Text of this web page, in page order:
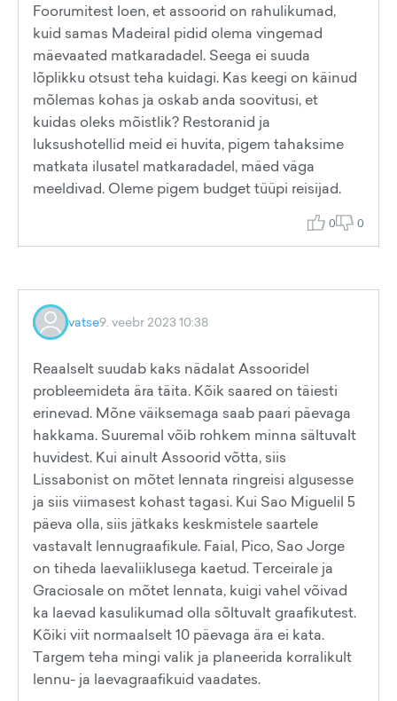
Foorumitest loen, et assoorid on rahulikumad,
kuid samas Madeiral pidid olema vingemad
mäevaated matkaradadel. Seega ei suuda
lõplikku otsust teha kuidagi. Kas keegi on käinud
mõlemas kohas ja oskab anda soovitusi, et
kuidas oleks mõistlik? Restoranid ja
luksushotellid meid ei huvita, pigem tahaksime
matkata ilusatel matkaradadel, mäed väga
meeldivad. Oleme pigem budget tüüpi reisijad.
0 0
vatse9. veebr 2023 10:38
Reaalselt suudab kaks nädalat Assooridel
probleemideta ära täita. Kõik saared on täiesti
erinevad. Mõne väiksemaga saab paari päevaga
hakkama. Suuremal võib rohkem minna sältuvalt
huvidest. Kui ainult Assoorid võtta, siis
Lissabonist on mõtet lennata ringreisi algusesse
ja siis viimasest kohast tagasi. Kui Sao Miguelil 5
päeva olla, siis jätkaks keskmistele saartele
vastavalt lennugraafikule. Faial, Pico, Sao Jorge
on tiheda laevaliiklusega kaetud. Terceirale ja
Graciosale on mõtet lennata, kuigi vahel võivad
ka laevad kasulikumad olla sõltuvalt graafikutest.
Kõiki viit normaalselt 10 päevaga ära ei kata.
Targem teha mingi valik ja planeerida korralikult
lennu- ja laevagraafikuid vaadates.